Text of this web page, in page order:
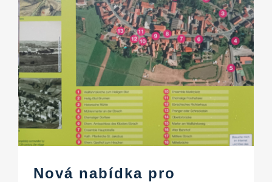
Nová nabídka pro